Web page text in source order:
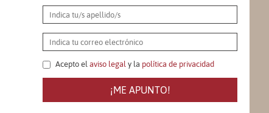
Acepto el aviso legal y la política de privacidad